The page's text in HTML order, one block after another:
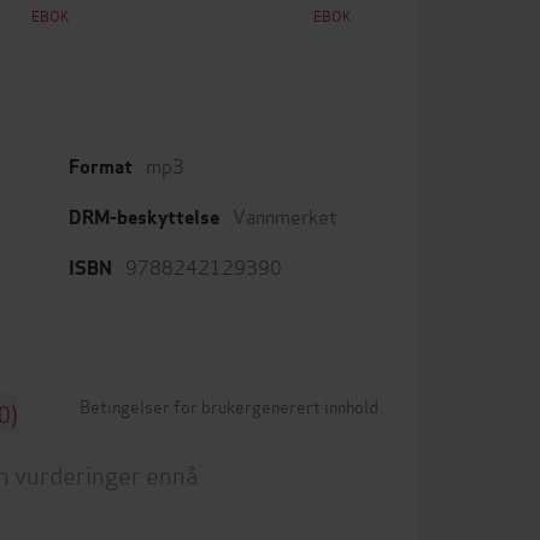
EBOK EBOK
Format mp3
DRM-beskyttelse Vannmerket
ISBN 9788242129390
Betingelser for brukergenerert innhold
vurderinger ennå